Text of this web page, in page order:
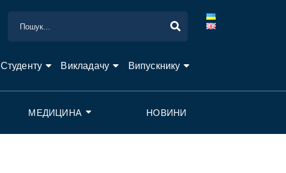
Студенту Викладачу Випускнику
МЕДИЦИНА НОВИНИ